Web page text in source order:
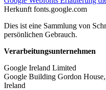
Herkunft fonts.google.com
Dies ist eine Sammlung von
persönlichen Gebrauch.
Verarbeitungsunternehmen
Google Ireland Limited
Google Building Gordon
Ireland